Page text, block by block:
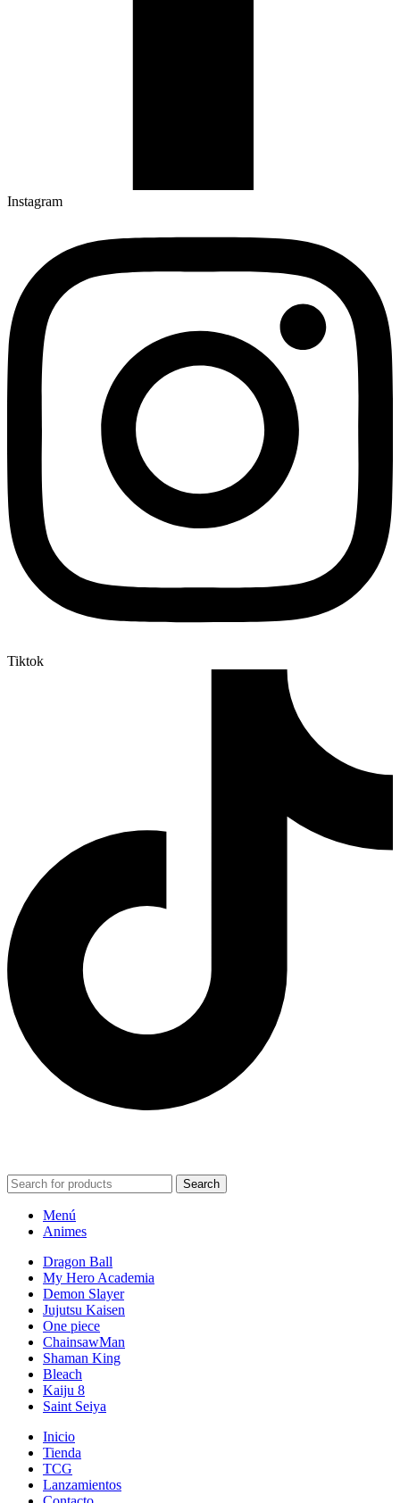
Instagram
Tiktok
Search
Menú
Animes
Dragon Ball
My Hero Academia
Demon Slayer
Jujutsu Kaisen
One piece
ChainsawMan
Shaman King
Bleach
Kaiju 8
Saint Seiya
Inicio
Tienda
TCG
Lanzamientos